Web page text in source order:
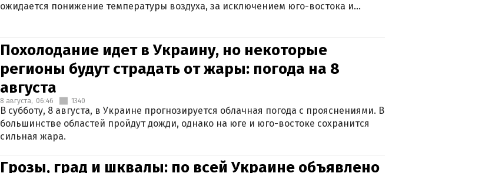
ожидается понижение температуры воздуха, за исключением юго-востока и
Похолодание идет в Украину, но некоторые
регионы будут страдать от жары: погода на 8
августа
8 августа, 06:46 1340
В субботу, 8 августа, в Украине прогнозируется облачная погода с прояснениями. В
большинстве областей пройдут дожди, однако на юге и юго-востоке сохранится
сильная жара.
Грозы, град и шквалы: по всей Украине объявлено